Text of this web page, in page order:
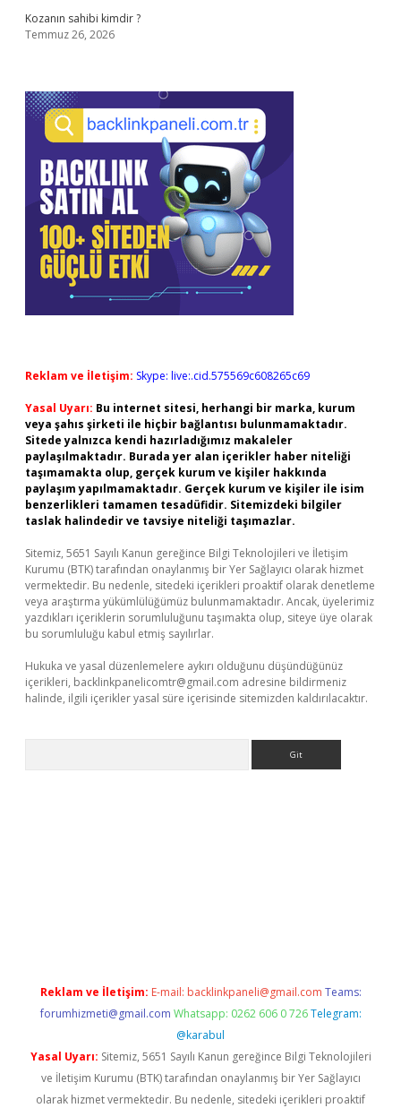
Kozanın sahibi kimdir ?
Temmuz 26, 2026
Reklam ve İletişim: Skype: live:.cid.575569c608265c69
Yasal Uyarı: Bu internet sitesi, herhangi bir marka, kurum
veya şahıs şirketi ile hiçbir bağlantısı bulunmamaktadır.
Sitede yalnızca kendi hazırladığımız makaleler
paylaşılmaktadır. Burada yer alan içerikler haber niteliği
taşımamakta olup, gerçek kurum ve kişiler hakkında
paylaşım yapılmamaktadır. Gerçek kurum ve kişiler ile isim
benzerlikleri tamamen tesadüfidir. Sitemizdeki bilgiler
taslak halindedir ve tavsiye niteliği taşımazlar.
Sitemiz, 5651 Sayılı Kanun gereğince Bilgi Teknolojileri ve İletişim
Kurumu (BTK) tarafından onaylanmış bir Yer Sağlayıcı olarak hizmet
vermektedir. Bu nedenle, sitedeki içerikleri proaktif olarak denetleme
veya araştırma yükümlülüğümüz bulunmamaktadır. Ancak, üyelerimiz
yazdıkları içeriklerin sorumluluğunu taşımakta olup, siteye üye olarak
bu sorumluluğu kabul etmiş sayılırlar.
Hukuka ve yasal düzenlemelere aykırı olduğunu düşündüğünüz
içerikleri, backlinkpanelicomtr@gmail.com adresine bildirmeniz
halinde, ilgili içerikler yasal süre içerisinde sitemizden kaldırılacaktır.
Reklam ve İletişim: E-mail: backlinkpaneli@gmail.com Teams:
forumhizmeti@gmail.com Whatsapp: 0262 606 0 726 Telegram:
@karabul
Yasal Uyarı: Sitemiz, 5651 Sayılı Kanun gereğince Bilgi Teknolojileri
ve İletişim Kurumu (BTK) tarafından onaylanmış bir Yer Sağlayıcı
olarak hizmet vermektedir. Bu nedenle, sitedeki içerikleri proaktif